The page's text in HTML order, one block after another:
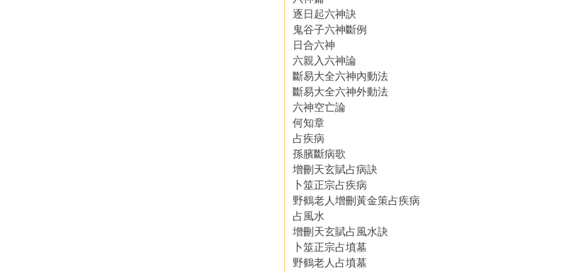
逐日起六神訣
鬼谷子六神斷例
日合六神
六親入六神論
斷易大全六神內動法
斷易大全六神外動法
六神空亡論
何知章
占疾病
孫臏斷病歌
增刪天玄賦占病訣
卜筮正宗占疾病
野鶴老人增刪黃金策占疾病
占風水
增刪天玄賦占風水訣
卜筮正宗占墳墓
野鶴老人占墳墓